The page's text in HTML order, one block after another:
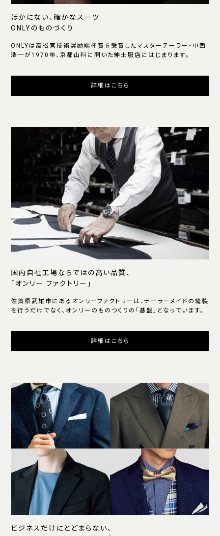
ほかにない、確かなスーツ
ONLYのものづくり
ONLYは高松宮技術奨励賜杯賞を受賞したマスターテーラー・中西
浩一が1970年、京都山科に開いた紳士服店にはじまります。
詳細はこちら
国内自社工場ならではの高い品質、
「オンリー ファクトリー」
佐賀県武雄市にあるオンリーファクトリーは、テーラーメイドの縫製
を行うだけでなく、オンリーのものつくりの「基盤」となっています。
詳細はこちら
ビジネスだけにとどまらない、